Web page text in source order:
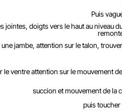
Puis
jointes, doigts vers le haut au niveau
jambe, attention sur le talon,
le ventre attention sur le mouvement
succion et mouvement de la
puis